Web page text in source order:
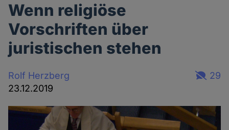
Wenn religiöse
Vorschriften über
juristischen stehen
Rolf Herzberg
23.12.2019
29